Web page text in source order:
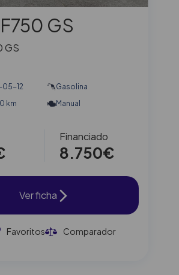
GS
GS
12
Gasolina
km
Manual
Financiado
8.750€
Ver ficha
Favoritos Comparador